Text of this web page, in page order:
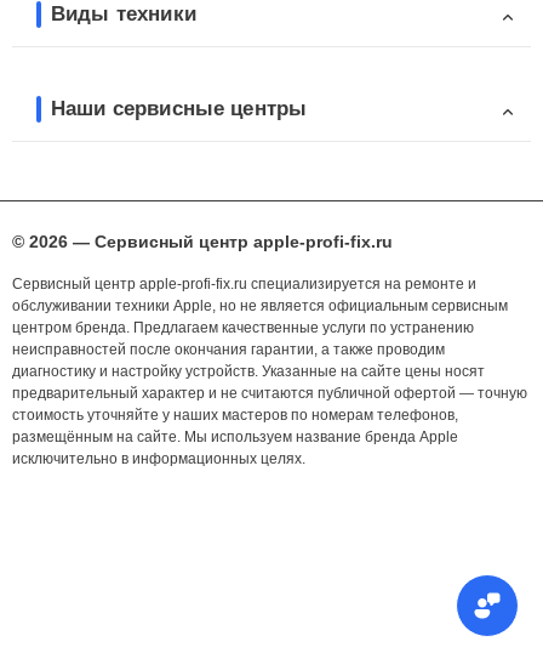
Виды техники
Наши сервисные центры
© 2026 — Сервисный центр apple-profi-fix.ru
Сервисный центр apple-profi-fix.ru специализируется на ремонте и
обслуживании техники Apple, но не является официальным сервисным
центром бренда. Предлагаем качественные услуги по устранению
неисправностей после окончания гарантии, а также проводим
диагностику и настройку устройств. Указанные на сайте цены носят
предварительный характер и не считаются публичной офертой — точную
стоимость уточняйте у наших мастеров по номерам телефонов,
размещённым на сайте. Мы используем название бренда Apple
исключительно в информационных целях.